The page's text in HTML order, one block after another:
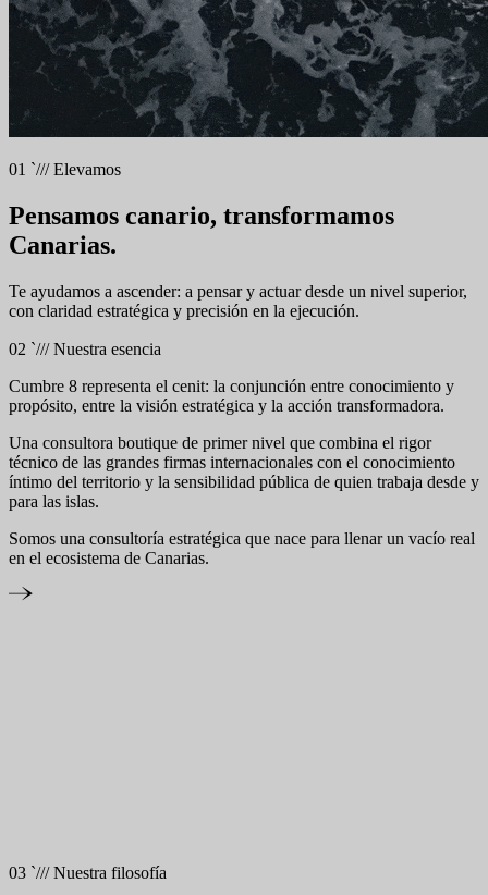
01 `///Elevamos
Pensamos canario, transformamos
Canarias.
Te ayudamos a ascender: a pensar y actuar desde un nivel superior,
con claridad estratégica y precisión en la ejecución.
02 `///Nuestra esencia
Cumbre 8 representa el cenit: la conjunción entre conocimiento y
propósito, entre la visión estratégica y la acción transformadora.
Una consultora boutique de primer nivel que combina el rigor
técnico de las grandes firmas internacionales con el conocimiento
íntimo del territorio y la sensibilidad pública de quien trabaja desde y
para las islas.
Somos una consultoría estratégica que nace para llenar un vacío real
en el ecosistema de Canarias.
03 `///Nuestra filosofía